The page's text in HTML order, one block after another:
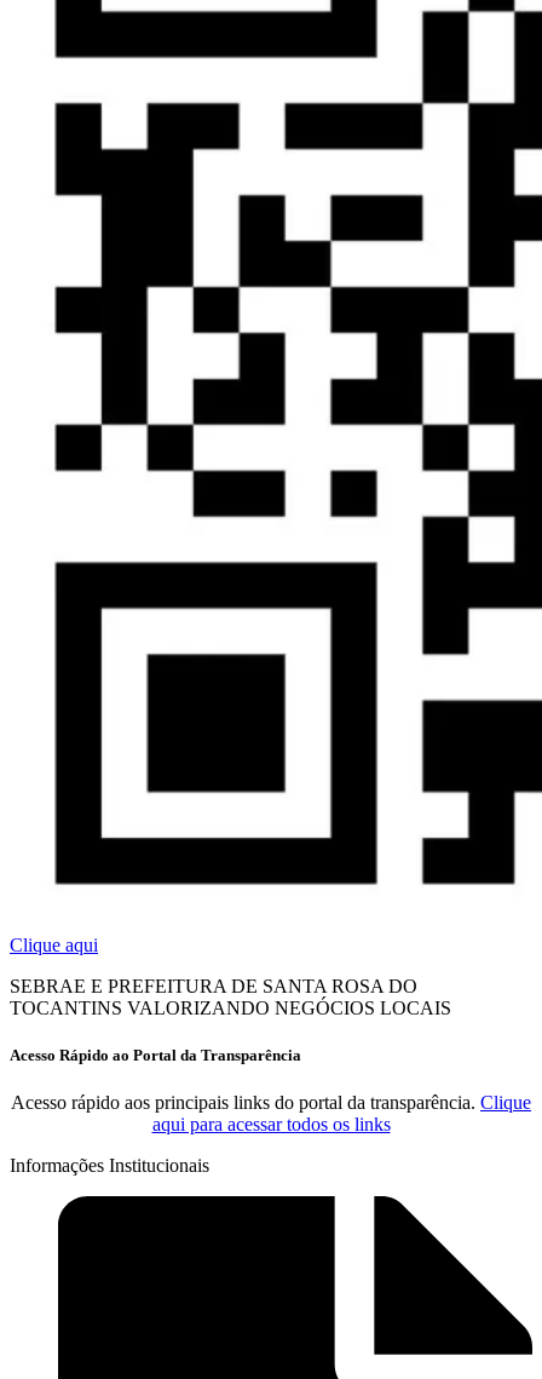
Clique aqui
SEBRAE E PREFEITURA DE SANTA ROSA DO
TOCANTINS VALORIZANDO NEGÓCIOS LOCAIS
Acesso Rápido ao Portal da Transparência
Acesso rápido aos principais links do portal da transparência. Clique
aqui para acessar todos os links
Informações Institucionais